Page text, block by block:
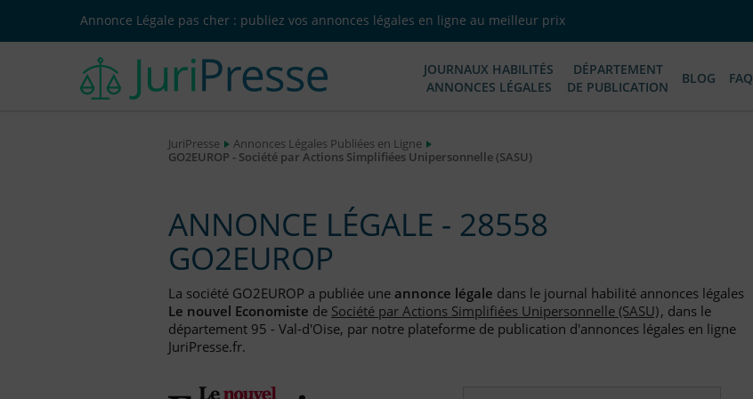
Annonce Légale pas cher : publiez vos annonces légales en ligne au meilleur prix
JOURNAUX HABILITÉS
ANNONCES LÉGALES
DÉPARTEMENT
DE PUBLICATION
BLOG FAQ
JuriPresse
Annonces Légales Publiées en Ligne
GO2EUROP - Société par Actions Simplifiées Unipersonnelle (SASU)
ANNONCE LÉGALE - 28558
GO2EUROP
La société GO2EUROP a publiée une annonce légale dans le journal habilité annonces légales
Le nouvel Economiste de Société par Actions Simplifiées Unipersonnelle (SASU), dans le
département 95 - Val-d'Oise, par notre plateforme de publication d'annonces légales en ligne
JuriPresse.fr.